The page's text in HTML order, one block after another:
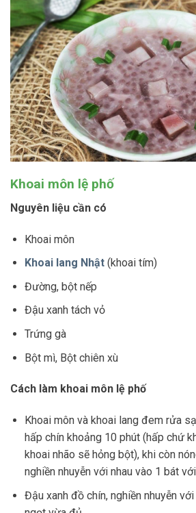
Khoai môn lệ phố
Nguyên liệu cần có
Khoai môn
Khoai lang Nhật(khoai tím)
Đường, bột nếp
Đậu xanh tách vỏ
Trứng gà
Bột mì, Bột chiên xù
Cách làm khoai môn lệ phố
Khoai môn và khoai lang đem rửa
hấp chín khoảng 10 phút (hấp chứ
khoai nhão sẽ hỏng bột), khi còn
nghiền nhuyễn với nhau vào 1 bát
Đậu xanh đồ chín, nghiền nhuyễn